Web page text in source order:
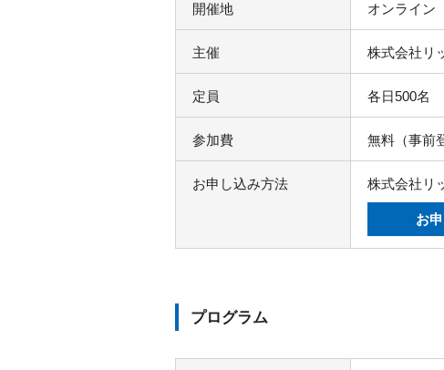
開催地 オンライン
主催 株式会社リ
定員 各日500名
参加費 無料（事前
お申し込み方法 株式会社リ
お
プログラム